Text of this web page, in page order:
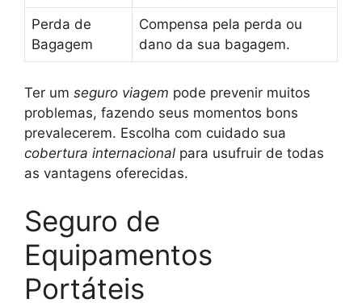
Perda de
Bagagem
Compensa pela perda ou
dano da sua bagagem.
Ter um seguro viagem pode prevenir muitos
problemas, fazendo seus momentos bons
prevalecerem. Escolha com cuidado sua
cobertura internacional para usufruir de todas
as vantagens oferecidas.
Seguro de
Equipamentos
Portáteis